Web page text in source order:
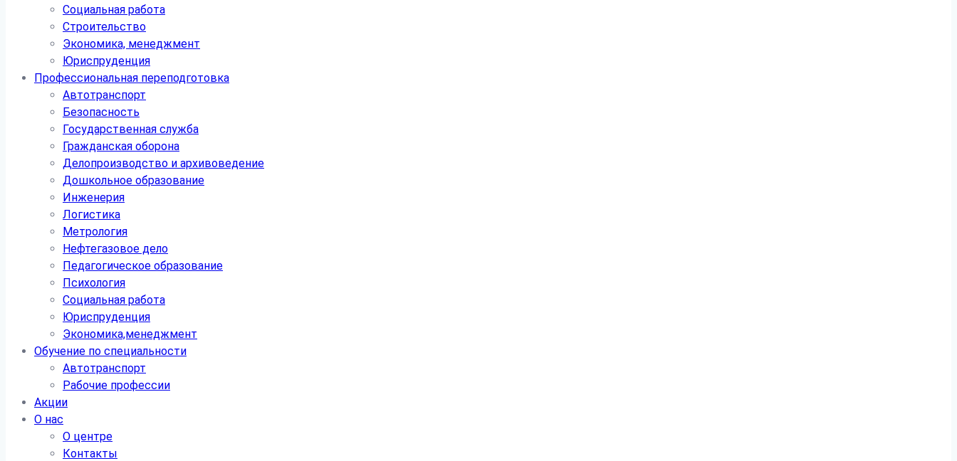
Социальная работа
Строительство
Экономика, менеджмент
Юриспруденция
Профессиональная переподготовка
Автотранспорт
Безопасность
Государственная служба
Гражданская оборона
Делопроизводство и архивоведение
Дошкольное образование
Инженерия
Логистика
Метрология
Нефтегазовое дело
Педагогическое образование
Психология
Социальная работа
Юриспруденция
Экономика,менеджмент
Обучение по специальности
Автотранспорт
Рабочие профессии
Акции
О нас
О центре
Контакты